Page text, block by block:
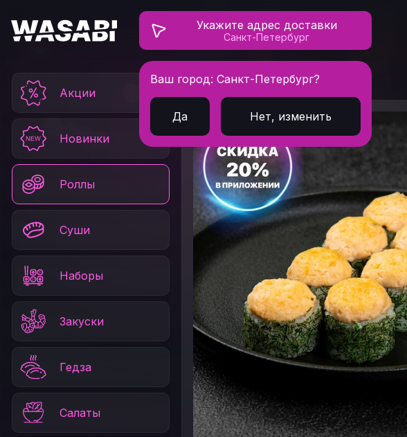
Укажите адрес доставки
Санкт-Петербург
Ваш город: Санкт-Петербург?
Да Нет, изменить
Акции
Новинки
Роллы
Суши
Наборы
Закуски
Гедза
Салаты
Главная Роллы Ролл Цезарь